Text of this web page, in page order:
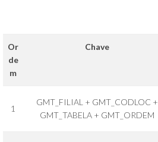
Or
de
m
Chave
1
GMT_FILIAL + GMT_CODLOC +
GMT_TABELA + GMT_ORDEM